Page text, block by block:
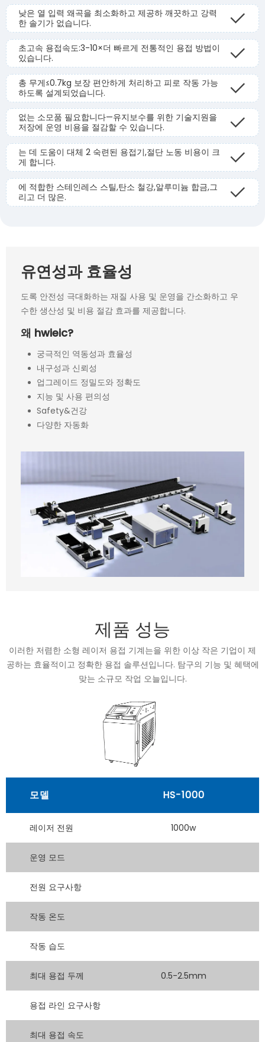
낮은 열 입력 왜곡을 최소화하고 제공하 깨끗하고 강력
한 솔기가 없습니다.
초고속 용접속도:3-10×더 빠르게 전통적인 용접 방법이
있습니다.
총 무게≤0.7kg 보장 편안하게 처리하고 피로 작동 가능
하도록 설계되었습니다.
없는 소모품 필요합니다—유지보수를 위한 기술지원을
저장에 운영 비용을 절감할 수 있습니다.
는 데 도움이 대체 2 숙련된 용접기,절단 노동 비용이 크
게 합니다.
에 적합한 스테인레스 스틸,탄소 철강,알루미늄 합금,그
리고 더 많은.
유연성과 효율성
도록 안전성 극대화하는 재질 사용 및 운영을 간소화하고 우
수한 생산성 및 비용 절감 효과를 제공합니다.
왜 hwieic?
궁극적인 역동성과 효율성
내구성과 신뢰성
업그레이드 정밀도와 정확도
지능 및 사용 편의성
Safety&건강
다양한 자동화
제품 성능
이러한 저렴한 소형 레이저 용접 기계는을 위한 이상 작은 기업이 제
공하는 효율적이고 정확한 용접 솔루션입니다. 탐구의 기능 및 혜택에
맞는 소규모 작업 오늘입니다.
모델 HS-1000
레이저 전원 1000w
운영 모드
전원 요구사항
작동 온도
작동 습도
최대 용접 두께 0.5-2.5mm
용접 라인 요구사항
최대 용접 속도